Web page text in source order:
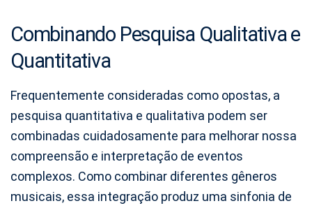
Combinando Pesquisa Qualitativa e
Quantitativa
Frequentemente consideradas como opostas, a
pesquisa quantitativa e qualitativa podem ser
combinadas cuidadosamente para melhorar nossa
compreensão e interpretação de eventos
complexos. Como combinar diferentes gêneros
musicais, essa integração produz uma sinfonia de